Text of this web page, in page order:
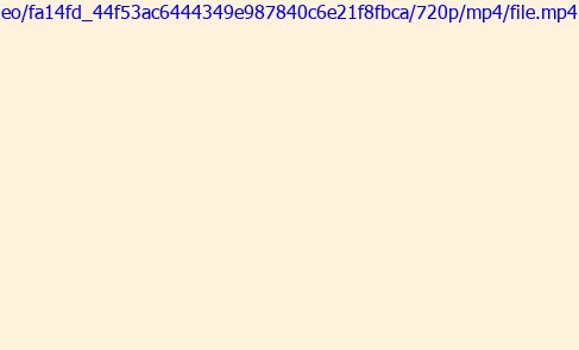
fa14fd_44f53ac6444349e987840c6e21f8fbca/720p/mp4/file.mp4